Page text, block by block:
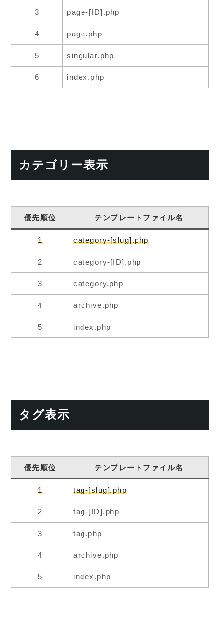
3 page-[ID].php
4 page.php
5 singular.php
6 index.php
カテゴリー表示
優先順位 テンプレートファイル名
1 category-[slug].php
2 category-[ID].php
3 category.php
4 archive.php
5 index.php
タグ表示
優先順位 テンプレートファイル名
1 tag-[slug].php
2 tag-[ID].php
3 tag.php
4 archive.php
5 index.php